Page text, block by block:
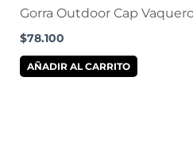
Gorra Outdoor Cap
$78.100
AÑADIR AL CARRITO